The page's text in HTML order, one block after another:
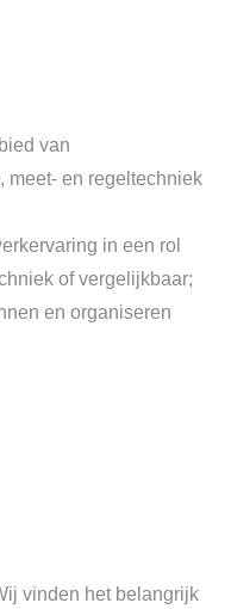
van
meet- en regeltechniek
in een rol
of vergelijkbaar;
en organiseren
vinden het belangrijk